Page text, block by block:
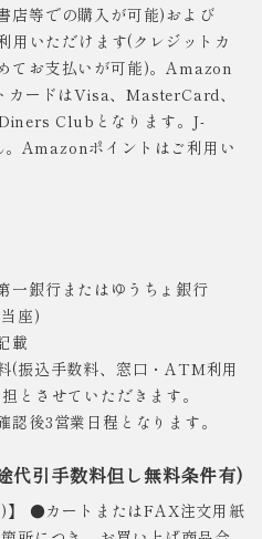
店等での購入が可能)および
用いただけます(クレジットカ
てお支払いが可能)。Amazon
カードはVisa、MasterCard、
Clubとなります。J-
Amazonポイントはご利用い
一銀行またはゆうちょ銀行
座)
載
(振込手数料、窓口・ATM利用
とさせていただきます。
認後3営業日程となります。
代引手数料但し無料条件有)
)】 ●カートまたはFAX注文用紙